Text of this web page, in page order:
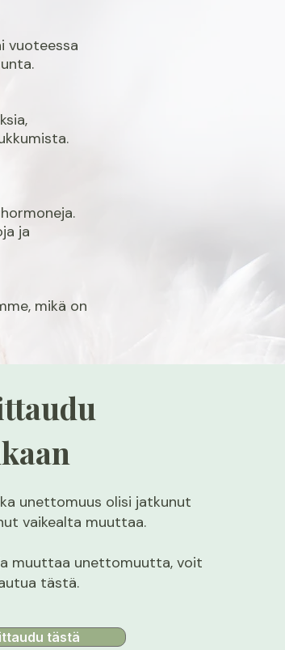
vuoteessa
ja
mikä on
unettomuus olisi jatkunut
vaikealta muuttaa.
muuttaa unettomuutta, voit
tästä.
tästä